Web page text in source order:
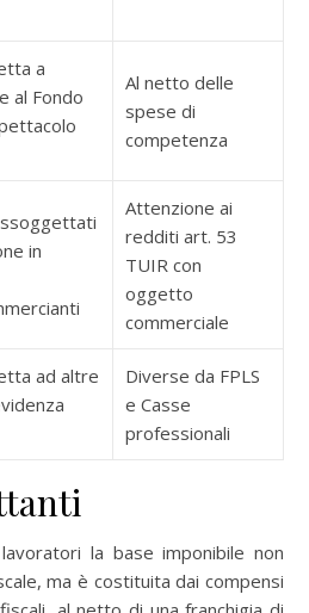
a
al Fondo
Al netto delle
spese di
competenza
in
Attenzione ai
redditi art. 53
TUIR con
oggetto
commerciale
ad altre
Diverse da FPLS
e Casse
professionali
la base imponibile non
ma è costituita dai compensi